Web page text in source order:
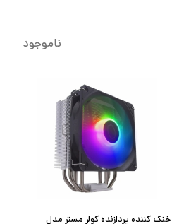
ناموجود
خنک کننده پردازنده کولر مستر مدل